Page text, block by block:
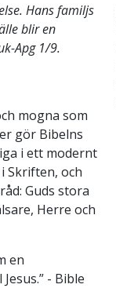
Hans familjs
blir en
Apg 1/9.
mogna som
gör Bibelns
i ett modernt
Skriften, och
Guds stora
Herre och
en
- Bible